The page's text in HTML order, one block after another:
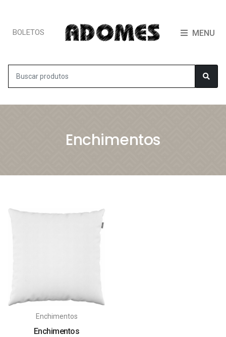
BOLETOS MENU
Enchimentos
Enchimentos
Enchimentos